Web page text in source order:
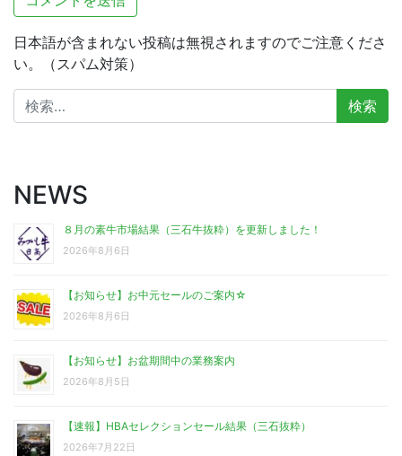
日本語が含まれない投稿は無視されますのでご注意くださ
い。（スパム対策）
検
索:
NEWS
８月の素牛市場結果（三石牛抜粋）を更新しました！
2026年8月6日
【お知らせ】お中元セールのご案内☆
2026年8月6日
【お知らせ】お盆期間中の業務案内
2026年8月5日
【速報】HBAセレクションセール結果（三石抜粋）
2026年7月22日